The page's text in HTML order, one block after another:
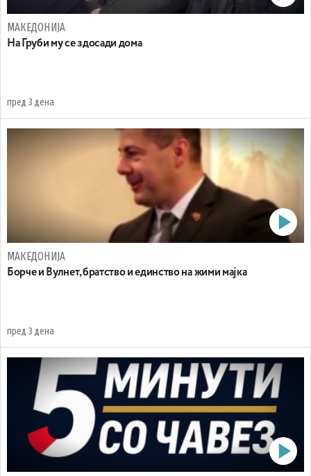
МАКЕДОНИЈА
На Груби му се здосади дома
пред 3 дена
МАКЕДОНИЈА
Борче и Вулнет, братство и единство на жими мајка
пред 3 дена